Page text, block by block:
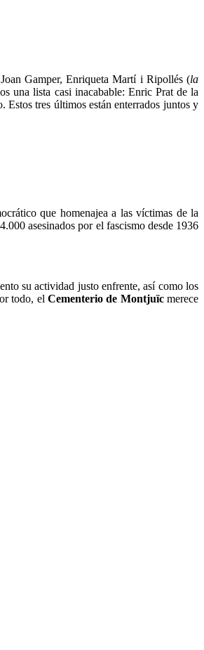
Gamper, Enriqueta Martí i Ripollés (la
una lista casi inacabable: Enric Prat de la
tres últimos están enterrados juntos y
que homenajea a las víctimas de la
asesinados por el fascismo desde 1936
su actividad justo enfrente, así como los
todo, elCementerio de Montjuïcmerece